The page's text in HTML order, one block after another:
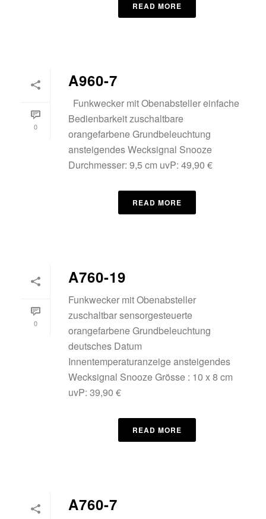
READ MORE
0
A960-7
Funkwecker mit Obenabsteller einfache
Bedienbarkeit zuschaltbare
orangefarbene Grundbeleuchtung
ansteigendes Wecksignal Snooze
Durchmesser: 9,5 cm uvP: 49,90 €
READ MORE
0
A760-19
Funkwecker mit Obenabsteller
zuschaltbar sensorgesteuerte
orangefarbene Grundbeleuchtung
deutsches Datum
Innentemperaturanzeige ansteigendes
Wecksignal Snooze Grösse : 10 x 8 cm
uvP: 39,90 €
READ MORE
A760-7